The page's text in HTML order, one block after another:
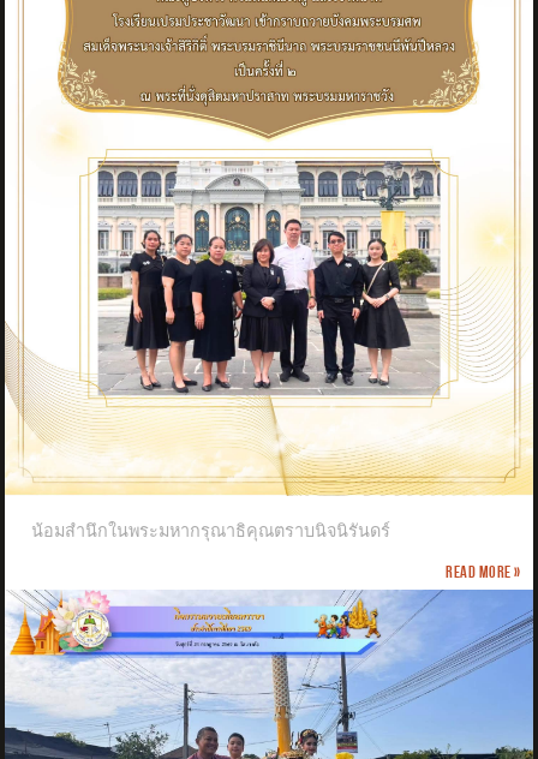
น้อมสำนึกในพระมหากรุณาธิคุณตราบนิจนิรันดร์
Read more »